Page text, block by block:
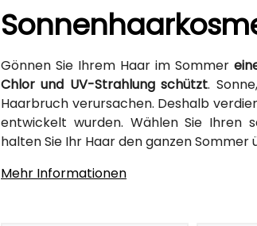
Gönnen Sie Ihrem Haar im Sommer
Chlor und UV-Strahlung schützt.
Haarbruch verursachen. Deshalb
entwickelt wurden. Wählen Sie Ihren
halten Sie Ihr Haar den ganzen
Mehr Informationen